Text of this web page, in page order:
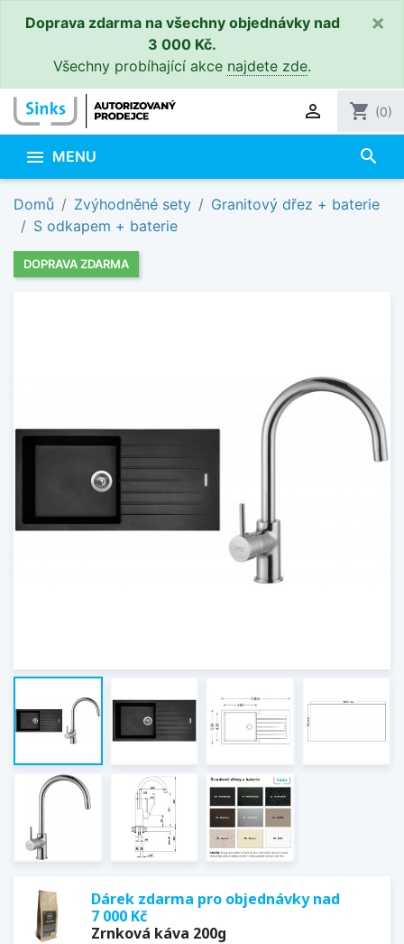
Doprava zdarma na všechny objednávky nad
3 000 Kč.
Všechny probíhající akce najdete zde.
×
 shopping_cart (0)
 MENU search
Domů Zvýhodněné sety
Granitový dřez + baterie
S odkapem + baterie
DOPRAVA ZDARMA
Dárek zdarma pro objednávky nad
7 000 Kč
Zrnková káva 200g